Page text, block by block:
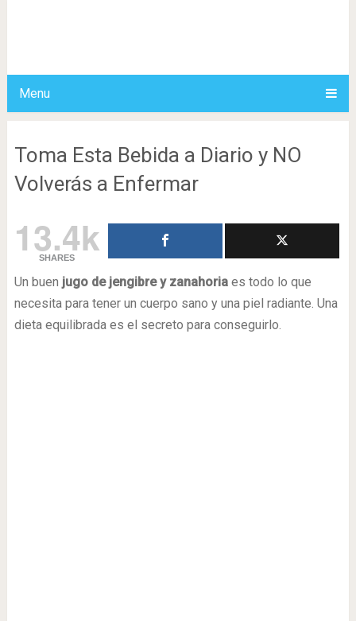
Menu
Toma Esta Bebida a Diario y NO
Volverás a Enfermar
13.4k
SHARES
Un buen jugo de jengibre y zanahoriaes todo lo que
necesita para tener un cuerpo sano y una piel radiante. Una
dieta equilibrada es el secreto para conseguirlo.